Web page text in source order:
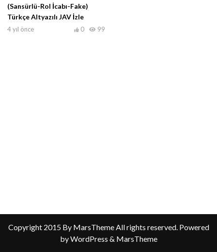
(Sansürlü-Rol İcabı-Fake)
Türkçe Altyazılı JAV İzle
4 yıl önce 99
0
Copyright 2015 By MarsTheme All rights reserved. Powered
by WordPress & MarsTheme